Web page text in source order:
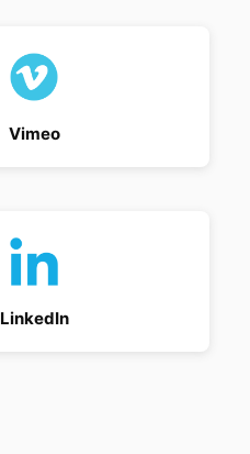
Vimeo
LinkedIn